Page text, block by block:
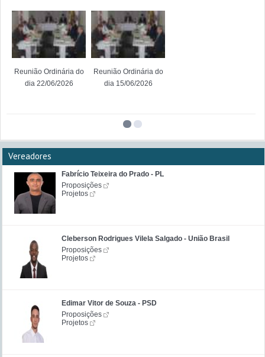
Reunião Ordinária do
dia 22/06/2026
Reunião Ordinária do
dia 15/06/2026
Vereadores
Fabrício Teixeira do Prado - PL
Proposições
Projetos
Cleberson Rodrigues Vilela Salgado - União Brasil
Proposições
Projetos
Edimar Vitor de Souza - PSD
Proposições
Projetos